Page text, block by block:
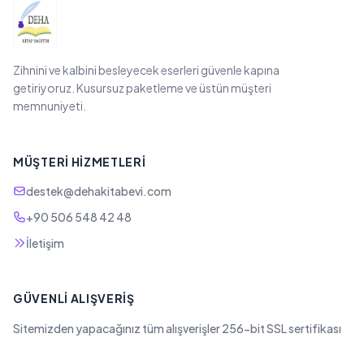
Zihnini ve kalbini besleyecek eserleri güvenle kapına
getiriyoruz. Kusursuz paketleme ve üstün müşteri
memnuniyeti.
MÜŞTERI HIZMETLERI
destek@dehakitabevi.com
+90 506 548 42 48
İletişim
GÜVENLI ALIŞVERIŞ
Sitemizden yapacağınız tüm alışverişler 256-bit SSL sertifikası